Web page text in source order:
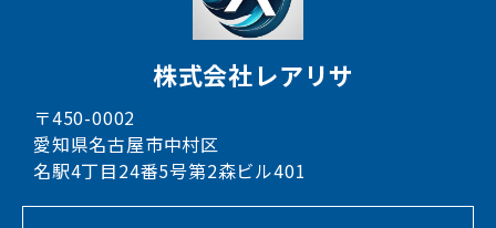
株式会社レアリサ
〒450-0002
愛知県名古屋市中村区
名駅4丁目24番5号第2森ビル401